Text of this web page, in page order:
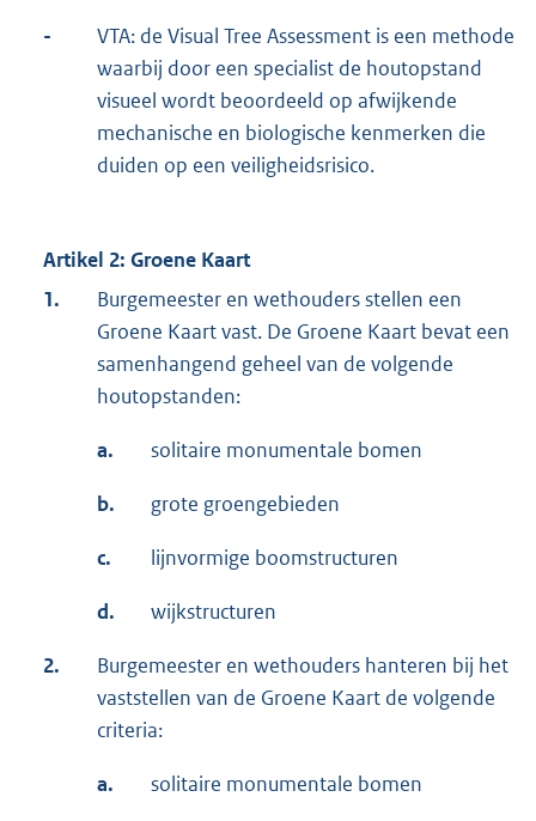
-
VTA: de Visual Tree Assessment is een methode
waarbij door een specialist de houtopstand
visueel wordt beoordeeld op afwijkende
mechanische en biologische kenmerken die
duiden op een veiligheidsrisico.
Artikel 2: Groene Kaart
1.
Burgemeester en wethouders stellen een
Groene Kaart vast. De Groene Kaart bevat een
samenhangend geheel van de volgende
houtopstanden:
a. solitaire monumentale bomen
b. grote groengebieden
c. lijnvormige boomstructuren
d. wijkstructuren
2.
Burgemeester en wethouders hanteren bij het
vaststellen van de Groene Kaart de volgende
criteria:
a. solitaire monumentale bomen